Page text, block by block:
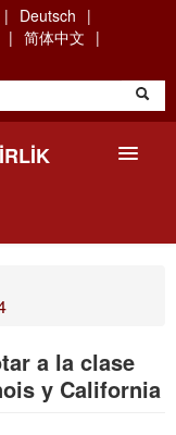
Deutsch
简体中文
a la clase
y California